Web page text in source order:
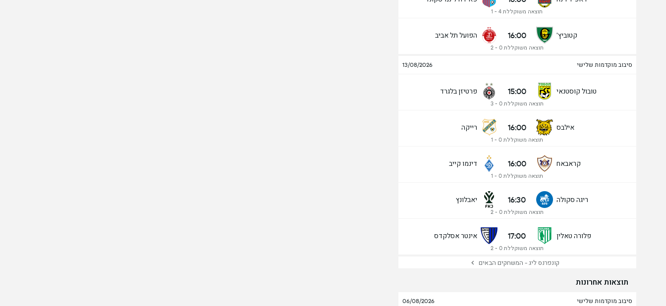
תוצאה משוקללת 4 - 1
קטוביץ' 16:00
תוצאה משוקללת 0 - 2
הפועל תל אביב
סיבוב מוקדמות שלישי 13/08/2026
טובול קוסטנאי 15:00
תוצאה משוקללת 0 - 3
פרטיזן בלגרד
אילבס 16:00
תוצאה משוקללת 0 - 1
רייקה
קראבאח 16:00
תוצאה משוקללת 0 - 1
דינמו קייב
ריגה סקולה 16:30
תוצאה משוקללת 0 - 2
יאבלונץ
פלורה טאלין 17:00
תוצאה משוקללת 0 - 2
אינטר אסלקדס
קונפרנס ליג - המשחקים הבאים
תוצאות אחרונות
סיבוב מוקדמות שלישי 06/08/2026